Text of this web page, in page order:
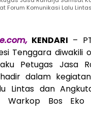
Forum Komunikasi Lalu
KENDARI –
Tenggara diwakili
Petugas Jasa
dalam
Lintas dan
Bos Eko